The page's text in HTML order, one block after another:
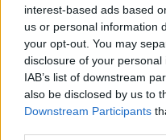
interest-based ads based
us or personal information
your opt-out. You may
disclosure of your
IAB’s list of downstream
also be disclosed by us to
Downstream Participants
μέση σας ή ακόμα
κάταγμα σε άλλο σημείο
τοκετό. Στις γυναίκες
οστεοπόρωση της
επίσκεψη σε ιατρό
ορθοπεδικό,
εξειδικευμένη
ιατρικής εμπειρίας.